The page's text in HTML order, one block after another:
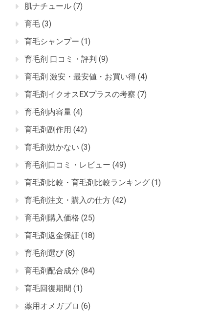
肌ナチュール (7)
育毛 (3)
育毛シャンプー (1)
育毛剤 口コミ・評判 (9)
育毛剤 激安・最安値・お買い得 (4)
育毛剤イクオスEXプラスの考察 (7)
育毛剤内容量 (4)
育毛剤副作用 (42)
育毛剤効かない (3)
育毛剤口コミ・レビュー (49)
育毛剤比較・育毛剤比較ランキング (1)
育毛剤注文・購入の仕方 (42)
育毛剤購入価格 (25)
育毛剤返金保証 (18)
育毛剤選び (8)
育毛剤配合成分 (84)
育毛回復期間 (1)
薬用オメガプロ (6)